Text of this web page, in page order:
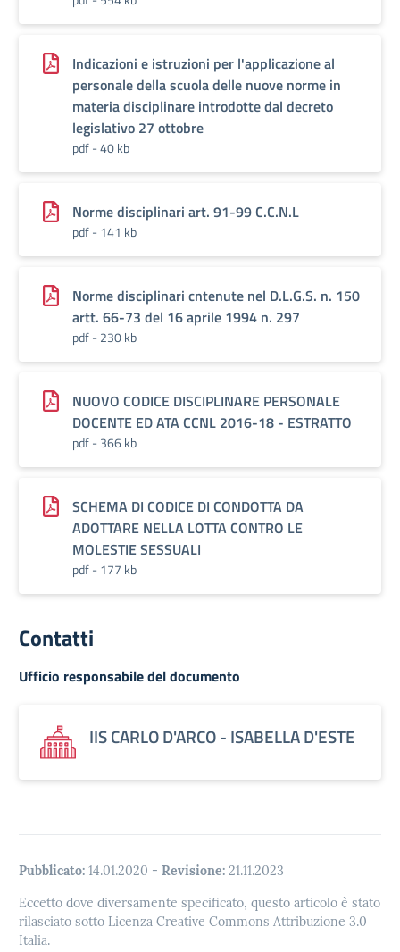
Indicazioni e istruzioni per l'applicazione al
personale della scuola delle nuove norme in
materia disciplinare introdotte dal decreto
legislativo 27 ottobre
pdf - 40 kb
Norme disciplinari art. 91-99 C.C.N.L
pdf - 141 kb
Norme disciplinari cntenute nel D.L.G.S. n. 150
artt. 66-73 del 16 aprile 1994 n. 297
pdf - 230 kb
NUOVO CODICE DISCIPLINARE PERSONALE
DOCENTE ED ATA CCNL 2016-18 - ESTRATTO
pdf - 366 kb
SCHEMA DI CODICE DI CONDOTTA DA
ADOTTARE NELLA LOTTA CONTRO LE
MOLESTIE SESSUALI
pdf - 177 kb
Contatti
Ufficio responsabile del documento
IIS CARLO D'ARCO - ISABELLA D'ESTE
Pubblicato: 14.01.2020 - Revisione: 21.11.2023
Eccetto dove diversamente specificato, questo articolo è stato
rilasciato sotto Licenza Creative Commons Attribuzione 3.0
Italia.